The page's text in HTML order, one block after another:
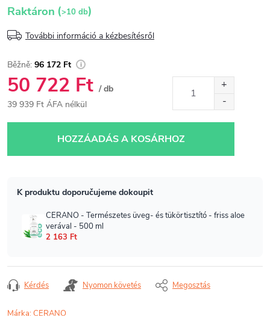
Raktáron (>10 db)
További információ a kézbesítésről
96 172 Ft
50 722 Ft / db
39 939 Ft ÁFA nélkül
HOZZÁADÁS A KOSÁRHOZ
Kérdés Nyomon követés Megosztás
Márka:CERANO